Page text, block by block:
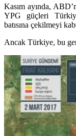
Kasım ayında,
YPG güçleri
batısına çekilmeyi
Ancak Türkiye, bu